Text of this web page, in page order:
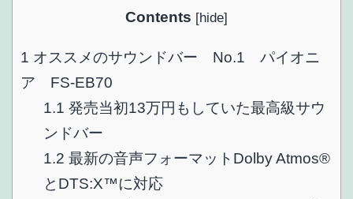
Contents [hide]
1 オススメのサウンドバー No.1 パイオニ
ア FS-EB70
1.1 発売当初13万円もしていた最高級サウ
ンドバー
1.2 最新の音声フォーマットDolby Atmos®
とDTS:X™に対応